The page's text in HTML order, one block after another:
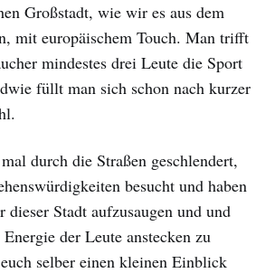
Großstadt, wie wir es aus dem
mit europäischem Touch. Man trifft
mindestes drei Leute die Sport
füllt man sich schon nach kurzer
durch die Straßen geschlendert,
besucht und haben
dieser Stadt aufzusaugen und und
der Leute anstecken zu
selber einen kleinen Einblick